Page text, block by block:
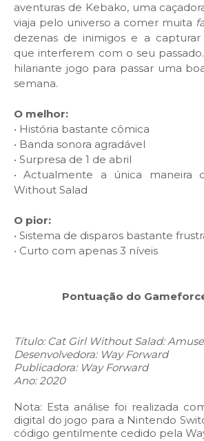
aventuras de Kebako, uma
viaja pelo universo a comer muita
dezenas de inimigos e a capturar
que interferem com o seu
hilariante jogo para passar uma
semana.
O melhor:
• História bastante cômica
• Banda sonora agradável
• Surpresa de 1 de abril
• Actualmente a única maneira
Without Salad
O pior:
• Sistema de disparos bastante
• Curto com apenas 3 níveis
Pontuação do
Título: Cat Girl Without Salad:
Desenvolvedora: Way Forward
Publicadora: Way Forward
Ano: 2020
Nota: Esta análise foi realizada
digital do jogo para a Nintendo
código gentilmente cedido pela